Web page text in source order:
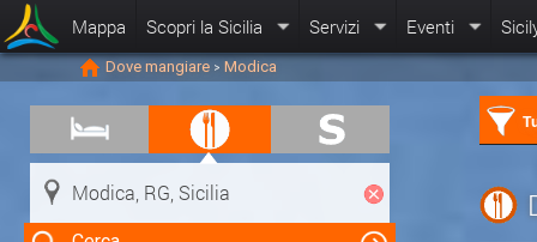
Mappa Scopri la Sicilia Servizi Eventi
Dove mangiare > Modica